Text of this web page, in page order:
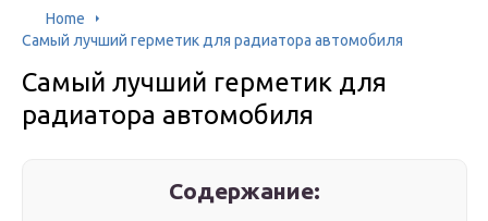
Home
Самый лучший герметик для радиатора автомобиля
Самый лучший герметик для
радиатора автомобиля
Содержание: